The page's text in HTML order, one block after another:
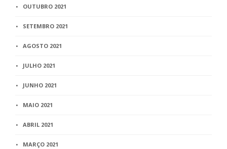
OUTUBRO 2021
SETEMBRO 2021
AGOSTO 2021
JULHO 2021
JUNHO 2021
MAIO 2021
ABRIL 2021
MARÇO 2021